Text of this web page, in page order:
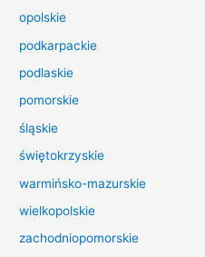
opolskie
podkarpackie
podlaskie
pomorskie
śląskie
świętokrzyskie
warmińsko-mazurskie
wielkopolskie
zachodniopomorskie